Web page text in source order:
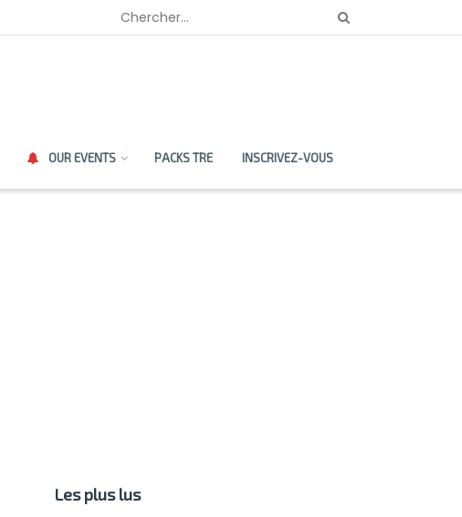
OUR EVENTS PACKS TRE INSCRIVEZ-VOUS
Les plus lus